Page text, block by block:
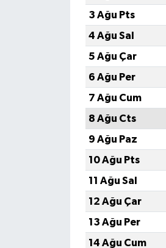
3 Ağu Pts
4 Ağu Sal
5 Ağu Çar
6 Ağu Per
7 Ağu Cum
8 Ağu Cts
9 Ağu Paz
10 Ağu Pts
11 Ağu Sal
12 Ağu Çar
13 Ağu Per
14 Ağu Cum